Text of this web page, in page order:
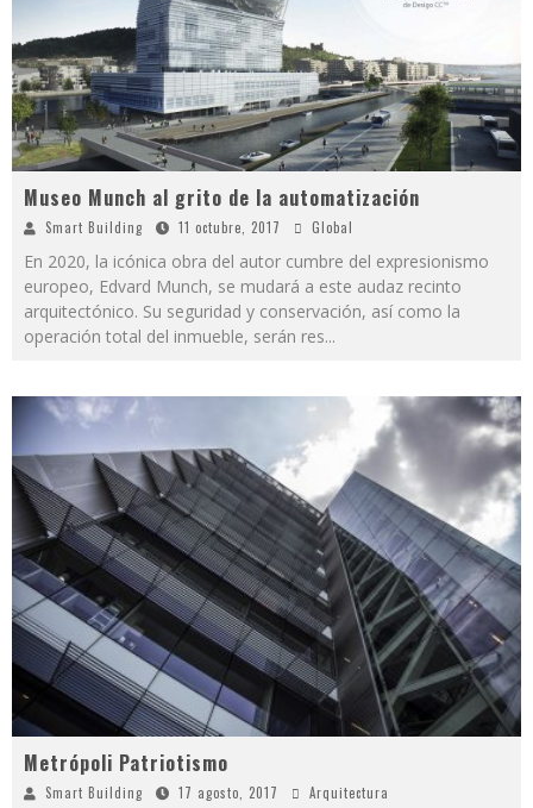
Museo Munch al grito de la automatización
Smart Building 11 octubre, 2017 Global
En 2020, la icónica obra del autor cumbre del expresionismo
europeo, Edvard Munch, se mudará a este audaz recinto
arquitectónico. Su seguridad y conservación, así como la
operación total del inmueble, serán res...
Metrópoli Patriotismo
Smart Building 17 agosto, 2017 Arquitectura